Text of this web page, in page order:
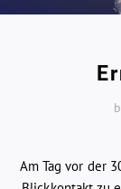
Am Tag vor der